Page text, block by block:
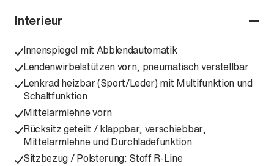
Interieur
Innenspiegel mit Abblendautomatik
Lendenwirbelstützen vorn, pneumatisch verstellbar
Lenkrad heizbar (Sport/Leder) mit Multifunktion und
Schaltfunktion
Mittelarmlehne vorn
Rücksitz geteilt / klappbar, verschiebbar,
Mittelarmlehne und Durchladefunktion
Sitzbezug / Polsterung: Stoff R-Line